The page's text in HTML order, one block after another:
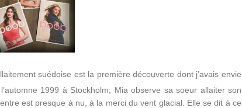
suédoise est la première découverte dont j’avais envie
1999 à Stockholm, Mia observe sa soeur allaiter son
est presque à nu, à la merci du vent glacial. Elle se dit à ce